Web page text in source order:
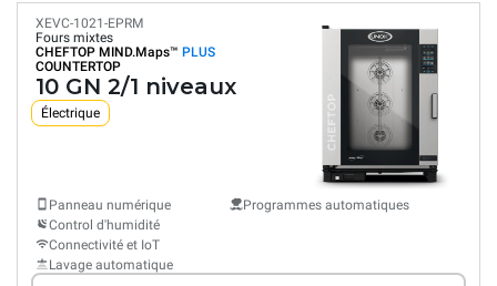
XEVC-1021-EPRM
Fours mixtes
CHEFTOP MIND.Maps™ PLUS
COUNTERTOP
10 GN 2/1 niveaux
Électrique
Panneau numérique
Control d'humidité
Connectivité et IoT
Lavage automatique
Programmes automatiques